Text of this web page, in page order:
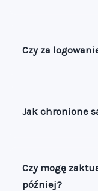
Czy za
Jak chronione
Czy mogę
później?